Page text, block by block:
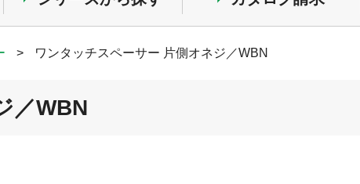
> ワンタッチスペーサー 片側オネジ／WBN
／WBN